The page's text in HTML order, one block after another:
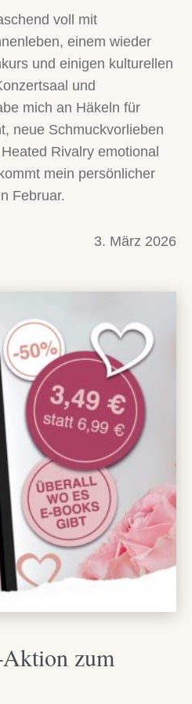
voll mit
einem wieder
und einigen kulturellen
und
mich an Häkeln für
neue Schmuckvorlieben
Rivalry emotional
mein persönlicher
Februar.
3. März 2026
zum